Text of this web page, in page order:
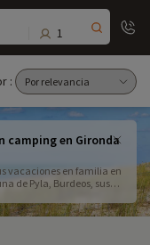
1
:
camping en Gironda
vacaciones en familia en
de Pyla, Burdeos, sus
una semana o más en